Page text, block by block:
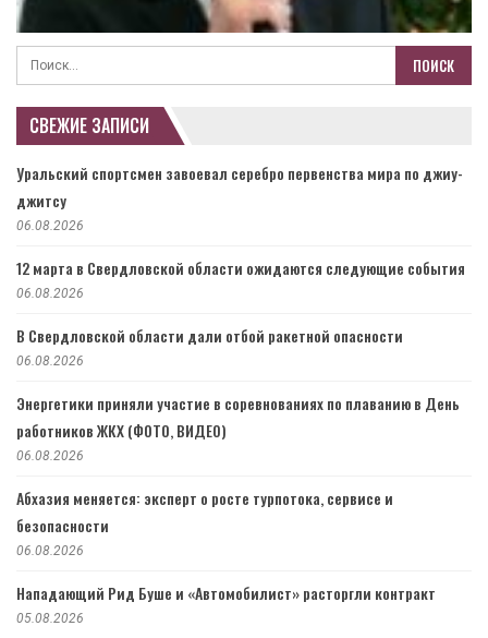
СВЕЖИЕ ЗАПИСИ
Уральский спортсмен завоевал серебро первенства мира по джиу-
джитсу
06.08.2026
12 марта в Свердловской области ожидаются следующие события
06.08.2026
В Свердловской области дали отбой ракетной опасности
06.08.2026
Энергетики приняли участие в соревнованиях по плаванию в День
работников ЖКХ (ФОТО, ВИДЕО)
06.08.2026
Абхазия меняется: эксперт о росте турпотока, сервисе и
безопасности
06.08.2026
Нападающий Рид Буше и «Автомобилист» расторгли контракт
05.08.2026